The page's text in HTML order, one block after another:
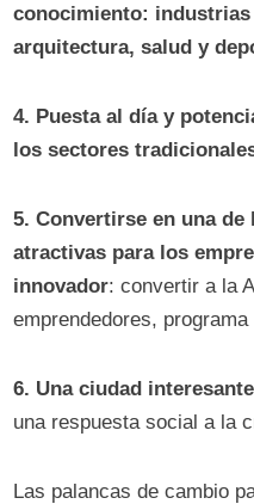
conocimiento:
arquitectura, salud y
4. Puesta al día y
los sectores
5. Convertirse en una de
atractivas para los
innovador: convertir a la
emprendedores,
6. Una ciudad
una respuesta social a la
Las palancas de cambio